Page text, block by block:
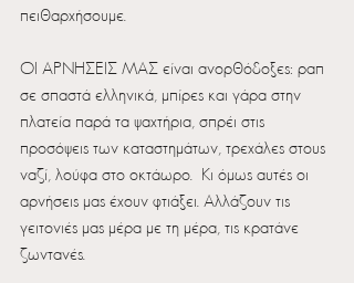
πειθαρχήσουμε.
ΟΙ ΑΡΝΗΣΕΙΣ ΜΑΣ είναι ανορθόδοξες: ραπ
σε σπαστά ελληνικά, μπίρες και γάρα στην
πλατεία παρά τα ψαχτήρια, σπρέι στις
προσόψεις των καταστημάτων, τρεχάλες στους
ναζί, λούφα στο οκτάωρο.  Κι όμως αυτές οι
αρνήσεις μας έχουν φτιάξει. Αλλάζουν τις
γειτονιές μας μέρα με τη μέρα, τις κρατάνε
ζωντανές.